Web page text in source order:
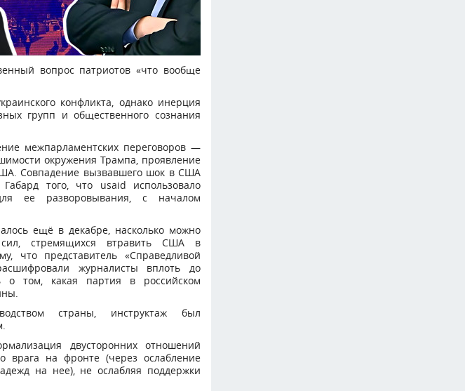
вопрос патриотов «что вообще
конфликта, однако инерция
групп и общественного сознания
межпарламентских переговоров —
окружения Трампа, проявление
Совпадение вызвавшего шок в США
того, что usaid использовало
ее разворовывания, с началом
ещё в декабре, насколько можно
стремящихся втравить США в
что представитель «Справедливой
журналисты вплоть до
о том, какая партия в российском
страны, инструктаж был
двусторонних отношений
врага на фронте (через ослабление
на нее), не ослабляя поддержки